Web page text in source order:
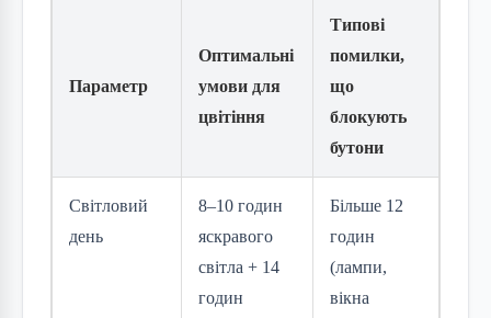
Параметр
Оптимальні
умови для
цвітіння
Типові
помилки,
що
блокують
бутони
Світловий
день
8–10 годин
яскравого
світла + 14
годин
Більше 12
годин
(лампи,
вікна